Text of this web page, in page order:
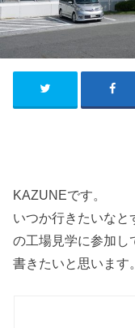
KAZUNEです。
いつか行きたいなと
の工場見学に参加し
書きたいと思います。